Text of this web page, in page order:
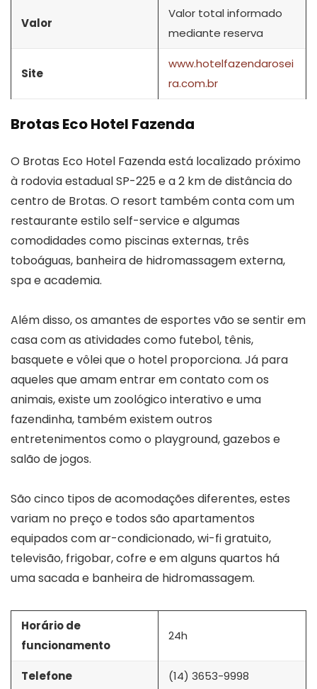
Valor
Valor total informado
mediante reserva
Site
www.hotelfazendarosei
ra.com.br
Brotas Eco Hotel Fazenda
O Brotas Eco Hotel Fazenda está localizado próximo
à rodovia estadual SP-225 e a 2 km de distância do
centro de Brotas. O resort também conta com um
restaurante estilo self-service e algumas
comodidades como piscinas externas, três
toboáguas, banheira de hidromassagem externa,
spa e academia.
Além disso, os amantes de esportes vão se sentir em
casa com as atividades como futebol, tênis,
basquete e vôlei que o hotel proporciona. Já para
aqueles que amam entrar em contato com os
animais, existe um zoológico interativo e uma
fazendinha, também existem outros
entretenimentos como o playground, gazebos e
salão de jogos.
São cinco tipos de acomodações diferentes, estes
variam no preço e todos são apartamentos
equipados com ar-condicionado, wi-fi gratuito,
televisão, frigobar, cofre e em alguns quartos há
uma sacada e banheira de hidromassagem.
Horário de
funcionamento
24h
Telefone (14) 3653-9998